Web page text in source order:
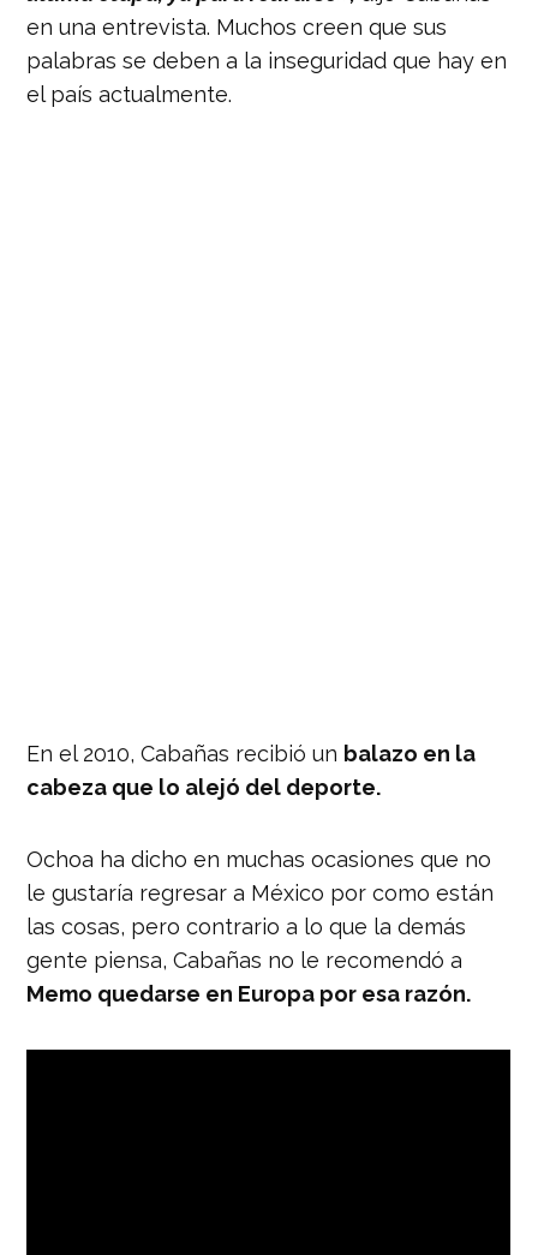
en una entrevista. Muchos creen que sus
palabras se deben a la inseguridad que hay en
el país actualmente.
En el 2010, Cabañas recibió un balazo en la
cabeza que lo alejó del deporte.
Ochoa ha dicho en muchas ocasiones que no
le gustaría regresar a México por como están
las cosas, pero contrario a lo que la demás
gente piensa, Cabañas no le recomendó a
Memo quedarse en Europa por esa razón.